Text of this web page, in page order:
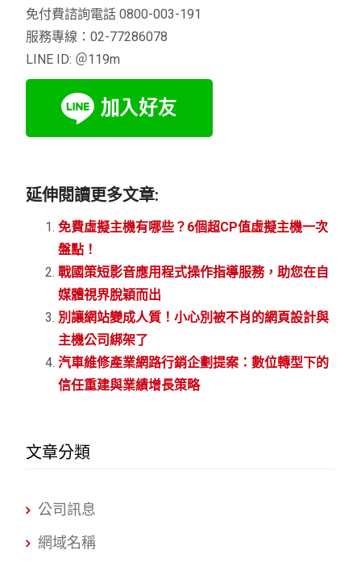
免付費諮詢電話 0800-003-191
服務專線：02-77286078
LINE ID: ＠119m
延伸閱讀更多文章:
免費虛擬主機有哪些？6個超CP值虛擬主機一次
盤點！
戰國策短影音應用程式操作指導服務，助您在自
媒體視界脫穎而出
別讓網站變成人質！小心別被不肖的網頁設計與
主機公司綁架了
汽車維修產業網路行銷企劃提案：數位轉型下的
信任重建與業績增長策略
文章分類
公司訊息
網域名稱